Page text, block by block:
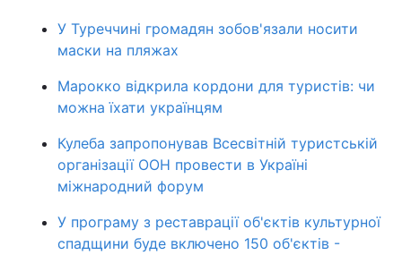
У Туреччині громадян зобов'язали носити
маски на пляжах
Марокко відкрила кордони для туристів: чи
можна їхати українцям
Кулеба запропонував Всесвітній туристській
організації ООН провести в Україні
міжнародний форум
У програму з реставрації об'єктів культурної
спадщини буде включено 150 об'єктів -